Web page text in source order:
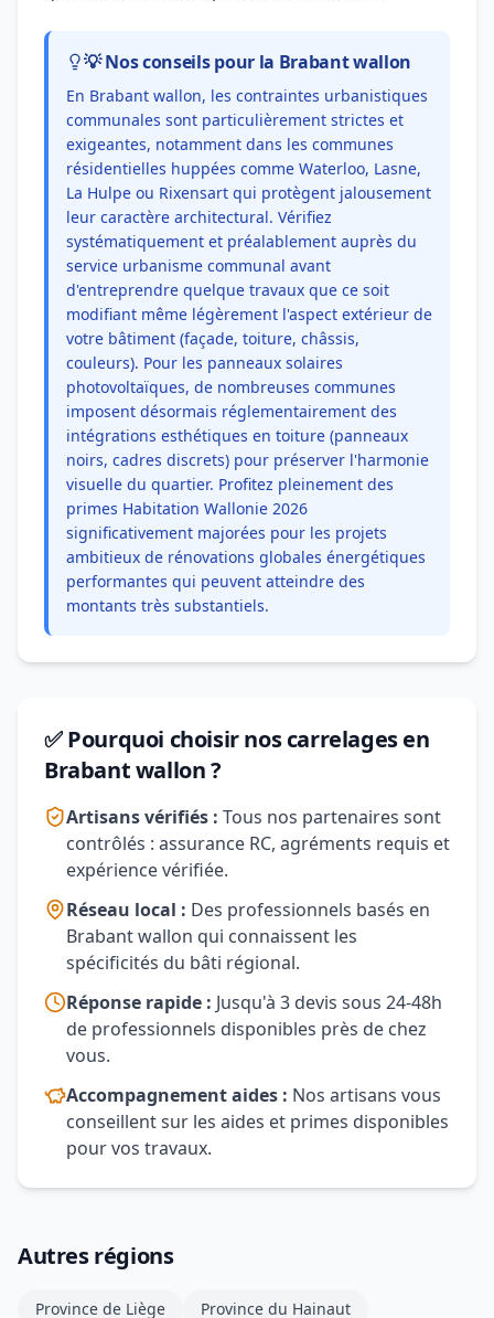
💡 Nos conseils pour la Brabant wallon
En Brabant wallon, les contraintes urbanistiques
communales sont particulièrement strictes et
exigeantes, notamment dans les communes
résidentielles huppées comme Waterloo, Lasne,
La Hulpe ou Rixensart qui protègent jalousement
leur caractère architectural. Vérifiez
systématiquement et préalablement auprès du
service urbanisme communal avant
d'entreprendre quelque travaux que ce soit
modifiant même légèrement l'aspect extérieur de
votre bâtiment (façade, toiture, châssis,
couleurs). Pour les panneaux solaires
photovoltaïques, de nombreuses communes
imposent désormais réglementairement des
intégrations esthétiques en toiture (panneaux
noirs, cadres discrets) pour préserver l'harmonie
visuelle du quartier. Profitez pleinement des
primes Habitation Wallonie 2026
significativement majorées pour les projets
ambitieux de rénovations globales énergétiques
performantes qui peuvent atteindre des
montants très substantiels.
✅ Pourquoi choisir nos carrelages en
Brabant wallon ?
Artisans vérifiés : Tous nos partenaires sont
contrôlés : assurance RC, agréments requis et
expérience vérifiée.
Réseau local : Des professionnels basés en
Brabant wallon qui connaissent les
spécificités du bâti régional.
Réponse rapide : Jusqu'à 3 devis sous 24-48h
de professionnels disponibles près de chez
vous.
Accompagnement aides : Nos artisans vous
conseillent sur les aides et primes disponibles
pour vos travaux.
Autres régions
Province de Liège Province du Hainaut